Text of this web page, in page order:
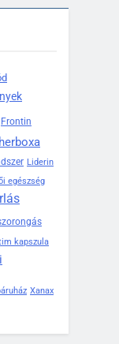
Frontin
herboxa
Liderin
egészség
kapszula
Xanax